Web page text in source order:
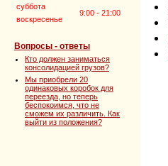
суббота
9:00 - 21:00
воскресенье
Вопросы - ответы
Кто должен заниматься
консолидацией грузов?
Мы приобрели 20
одинаковых коробок для
переезда, но теперь
беспокоимся, что не
сможем их различить. Как
выйти из положения?